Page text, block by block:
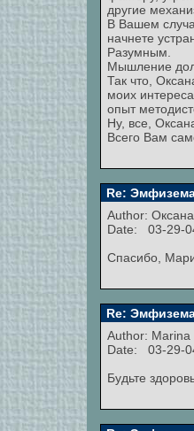
другие
В Вашем
начнете
Разумным.
Мышление
Так что,
моих
опыт
Ну, все,
Всего Вам
Re:
Author: Оксана
Date: 03-29-
Спасибо,
Re:
Author: Marina
Date: 03-29-
Будьте